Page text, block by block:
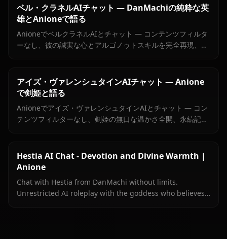
ベル・クラネルAIチャット — DanMachiの純粋な英
雄とAnioneで語る
AnioneでベルクラネルAIとチャット — コンテンツフィルタ
ーなし、彼の誠実な心とアルゴノゥトスキルを完全再現、永
アイズ・ヴァレンシュタインAIチャット — Anione
で剣姫と語る
Anioneでアイズ・ヴァレンシュタインAIとチャット — コン
テンツフィルターなし、剣姫の無口な温かさ全開、永続記
Hestia AI Chat - Devotion and Divine Warmth |
Anione
Chat with Hestia from DanMachi without limits.
Unrestricted AI roleplay with the goddess who believes